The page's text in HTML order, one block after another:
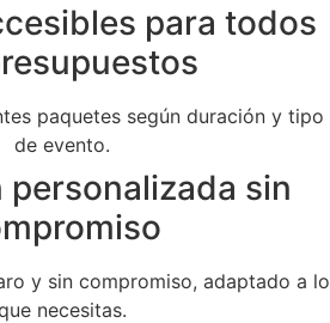
para todos
paquetes según duración y tipo
de evento.
sin
y sin compromiso, adaptado a lo
necesitas.